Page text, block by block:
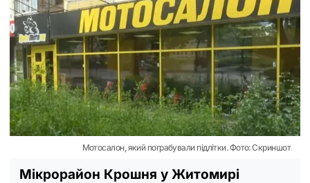
Мотосалон, який пограбували підлітки. Фото: Скриншот
Мікрорайон Крошня у Житомирі